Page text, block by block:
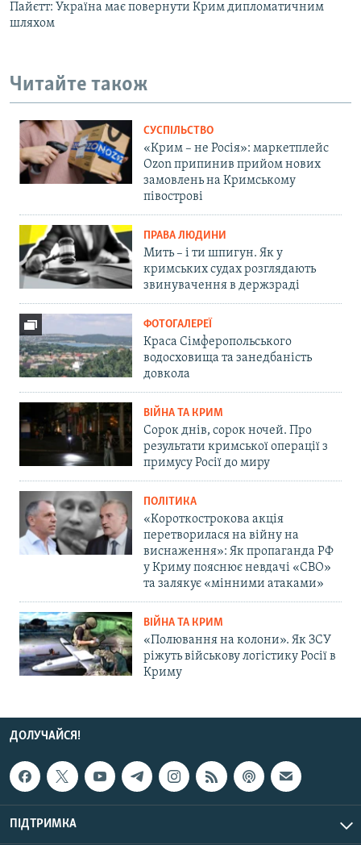
Пайєтт: Україна має повернути Крим дипломатичним
шляхом
Читайте також
СУСПІЛЬСТВО
«Крим – не Росія»: маркетплейс
Ozon припинив прийом нових
замовлень на Кримському
півострові
ПРАВА ЛЮДИНИ
Мить – і ти шпигун. Як у
кримських судах розглядають
звинувачення в держзраді
ФОТОГАЛЕРЕЇ
Краса Сімферопольського
водосховища та занедбаність
довкола
ВІЙНА ТА КРИМ
Сорок днів, сорок ночей. Про
результати кримської операції з
примусу Росії до миру
ПОЛІТИКА
«Короткострокова акція
перетворилася на війну на
виснаження»: Як пропаганда РФ
у Криму пояснює невдачі «СВО»
та залякує «мінними атаками»
ВІЙНА ТА КРИМ
«Полювання на колони». Як ЗСУ
ріжуть військову логістику Росії в
Криму
ДОЛУЧАЙСЯ!
ПІДТРИМКА